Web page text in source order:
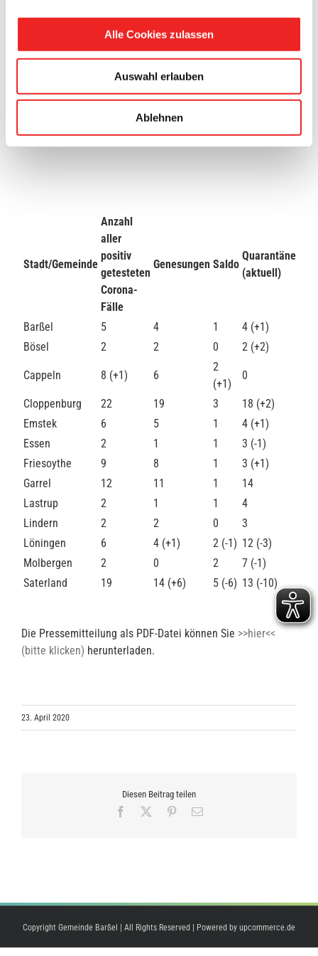
Alle Cookies zulassen
Auswahl erlauben
Ablehnen
Anzahl der Personen in
stationärer Behandlung
6
Anzahl der Verstorbenen
Personen
Stadt/Gemeinde
Anzahl
aller
positiv
getesteten
Corona-
Fälle
Genesungen Saldo
Quarantäne
(aktuell)
Barßel 5 4 1
4 (+1)
Bösel
2 2 0 2 (+2)
Cappeln 8 (+1) 6
2
(+1)
0
Cloppenburg 22 19 3
18 (+2)
Emstek
6 5 1
4 (+1)
Essen
2 1 1
3 (-1)
Friesoythe
9 8 1
3 (+1)
Garrel
12 11 1
14
Lastrup
2 1 1
4
Lindern
2 2 0
3
Löningen
6 4 (+1) 2 (-1) 12 (-3)
Molbergen
2 0 2
7 (-1)
Saterland
19 14 (+6) 5 (-6) 13 (-10)
Die Pressemitteilung als PDF-Datei können Sie >>hier<<
(bitte klicken) herunterladen.
23. April 2020
Diesen Beitrag teilen
Facebook Pinterest
E-
Copyright Gemeinde Barßel | All Rights Reserved | Powered by upcommerce.de